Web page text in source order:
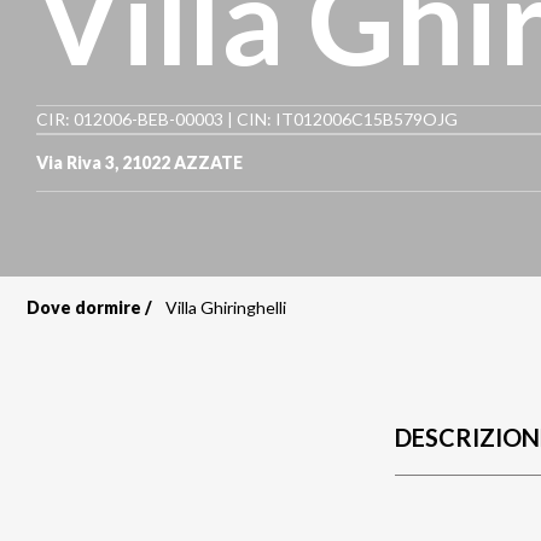
CIR: 012006-BEB-00003 | CIN: IT012006C15B579OJG
Via Riva 3, 21022AZZATE
Dove dormire Villa Ghiringhelli